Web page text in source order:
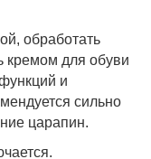
обработать
кремом для обуви
и
сильно
царапин.